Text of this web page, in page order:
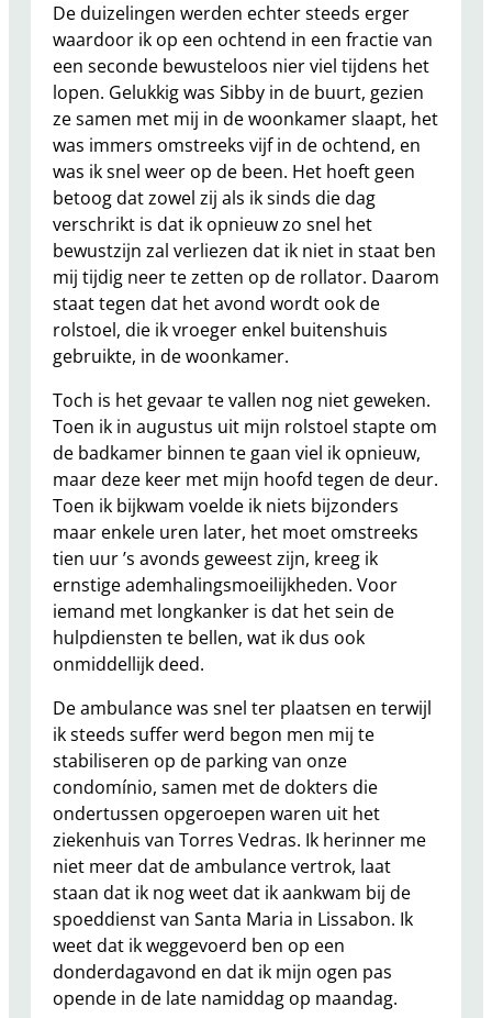
De duizelingen werden echter steeds erger
waardoor ik op een ochtend in een fractie van
een seconde bewusteloos nier viel tijdens het
lopen. Gelukkig was Sibby in de buurt, gezien
ze samen met mij in de woonkamer slaapt, het
was immers omstreeks vijf in de ochtend, en
was ik snel weer op de been. Het hoeft geen
betoog dat zowel zij als ik sinds die dag
verschrikt is dat ik opnieuw zo snel het
bewustzijn zal verliezen dat ik niet in staat ben
mij tijdig neer te zetten op de rollator. Daarom
staat tegen dat het avond wordt ook de
rolstoel, die ik vroeger enkel buitenshuis
gebruikte, in de woonkamer.
Toch is het gevaar te vallen nog niet geweken.
Toen ik in augustus uit mijn rolstoel stapte om
de badkamer binnen te gaan viel ik opnieuw,
maar deze keer met mijn hoofd tegen de deur.
Toen ik bijkwam voelde ik niets bijzonders
maar enkele uren later, het moet omstreeks
tien uur ’s avonds geweest zijn, kreeg ik
ernstige ademhalingsmoeilijkheden. Voor
iemand met longkanker is dat het sein de
hulpdiensten te bellen, wat ik dus ook
onmiddellijk deed.
De ambulance was snel ter plaatsen en terwijl
ik steeds suffer werd begon men mij te
stabiliseren op de parking van onze
condomínio, samen met de dokters die
ondertussen opgeroepen waren uit het
ziekenhuis van Torres Vedras. Ik herinner me
niet meer dat de ambulance vertrok, laat
staan dat ik nog weet dat ik aankwam bij de
spoeddienst van Santa Maria in Lissabon. Ik
weet dat ik weggevoerd ben op een
donderdagavond en dat ik mijn ogen pas
opende in de late namiddag op maandag.